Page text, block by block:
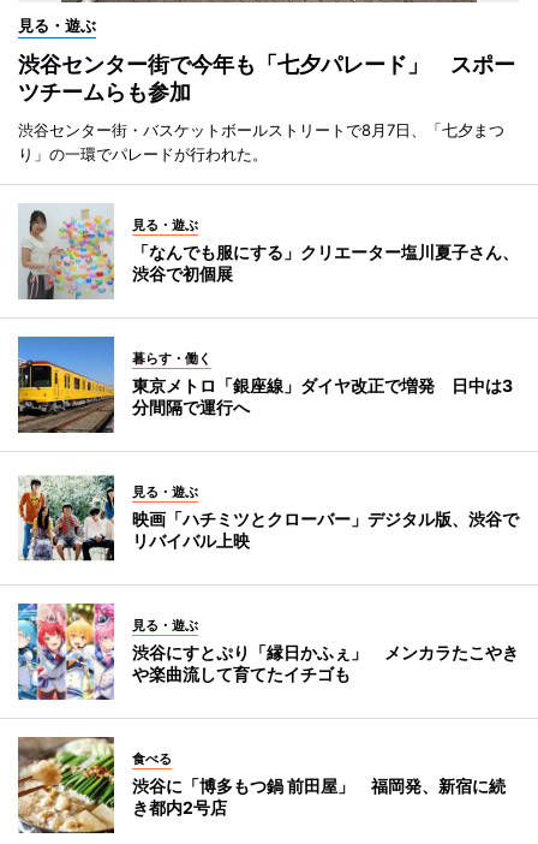
見る・遊ぶ
渋谷センター街で今年も「七夕パレード」 スポー
ツチームらも参加
渋谷センター街・バスケットボールストリートで8月7日、「七夕まつ
り」の一環でパレードが行われた。
見る・遊ぶ
「なんでも服にする」クリエーター塩川夏子さん、
渋谷で初個展
暮らす・働く
東京メトロ「銀座線」ダイヤ改正で増発 日中は3
分間隔で運行へ
見る・遊ぶ
映画「ハチミツとクローバー」デジタル版、渋谷で
リバイバル上映
見る・遊ぶ
渋谷にすとぷり「縁日かふぇ」 メンカラたこやき
や楽曲流して育てたイチゴも
食べる
渋谷に「博多もつ鍋 前田屋」 福岡発、新宿に続
き都内2号店